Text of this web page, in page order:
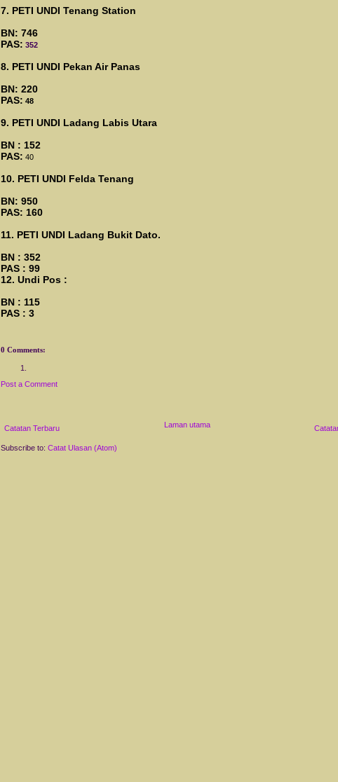
7. PETI UNDI Tenang Station
BN: 746
PAS: 352
8. PETI UNDI Pekan Air Panas
BN: 220
PAS: 48
9. PETI UNDI Ladang Labis Utara
BN : 152
PAS: 40
10. PETI UNDI Felda Tenang
BN: 950
PAS: 160
11. PETI UNDI Ladang Bukit Dato.
BN : 352
PAS : 99
12. Undi Pos :
BN : 115
PAS : 3
0 Comments:
Post a Comment
Catatan Terbaru Laman utama
Subscribe to: Catat Ulasan (Atom)